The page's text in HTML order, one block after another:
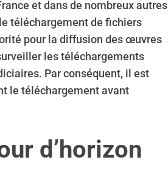
et dans de nombreux autres
téléchargement de fichiers
pour la diffusion des œuvres
les téléchargements
Par conséquent, il est
le téléchargement avant
d’horizon